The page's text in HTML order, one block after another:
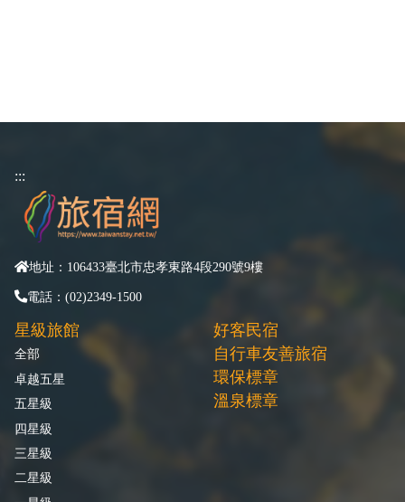
:::
地址：106433臺北市忠孝東路4段290號9樓
電話：(02)2349-1500
星級旅館
全部
卓越五星
五星級
四星級
三星級
二星級
好客民宿
自行車友善旅宿
環保標章
溫泉標章